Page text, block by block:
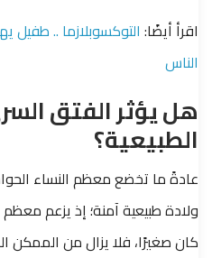
اقرأ أيضًا: التوكسوبلازما ..
الناس
هل يؤثر الفتق
الطبيعية؟
عادةً ما تخضع معظم النساء
ولادة طبيعية آمنة؛ إذ يزعم
كان صغيرًا، فلا يزال من الممكن